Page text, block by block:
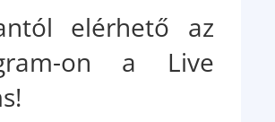
elérhető az
on a Live